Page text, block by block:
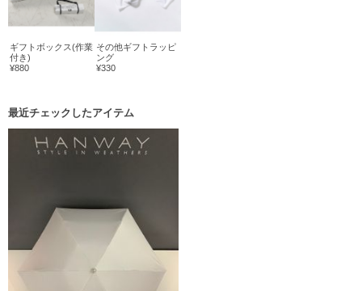
ギフトボックス(作業
付き)
¥880
その他ギフトラッピ
ング
¥330
最近チェックしたアイテム